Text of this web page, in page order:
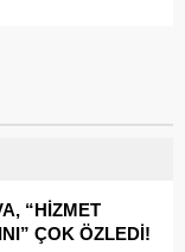
“HİZMET
ÇOK ÖZLEDİ!